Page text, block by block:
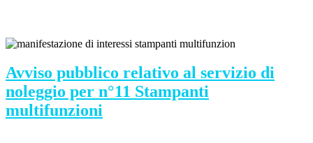
Avviso pubblico relativo al servizio di
noleggio per n°11 Stampanti
multifunzioni